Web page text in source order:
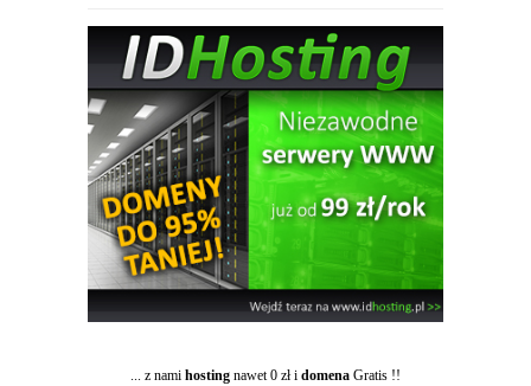
... z nami hosting nawet 0 zł i domena Gratis !!